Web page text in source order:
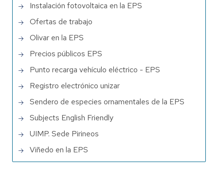
Instalación fotovoltaica en la EPS
Ofertas de trabajo
Olivar en la EPS
Precios públicos EPS
Punto recarga vehículo eléctrico - EPS
Registro electrónico unizar
Sendero de especies ornamentales de la EPS
Subjects English Friendly
UIMP. Sede Pirineos
Viñedo en la EPS